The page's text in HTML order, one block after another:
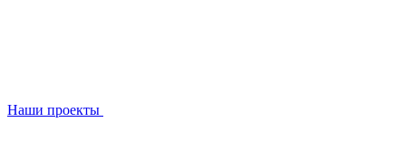
Наши проекты